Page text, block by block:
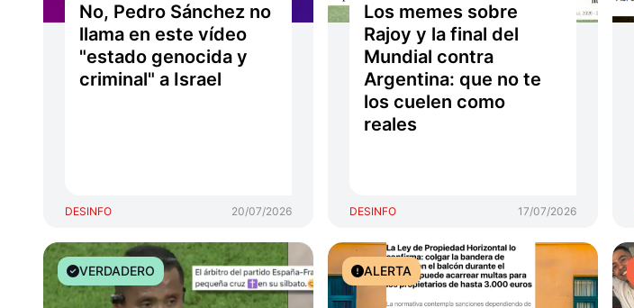
No, Pedro Sánchez no
llama en este vídeo
"estado genocida y
criminal" a Israel
DESINFO 20/07/2026
Los memes sobre
Rajoy y la final del
Mundial contra
Argentina: que no te
los cuelen como
reales
DESINFO 17/07/2026
VERDADERO ALERTA